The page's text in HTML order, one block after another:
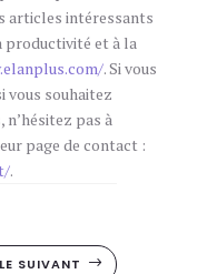
articles intéressants
productivité et à la
. Si vous
vous souhaitez
pas à
page de contact :
.
SUIVANT $